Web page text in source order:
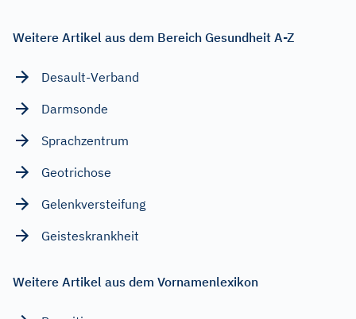
Weitere Artikel aus dem Bereich Gesundheit A-Z
Desault-Verband
Darmsonde
Sprachzentrum
Geotrichose
Gelenkversteifung
Geisteskrankheit
Weitere Artikel aus dem Vornamenlexikon